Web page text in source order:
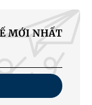
MỚI NHẤT